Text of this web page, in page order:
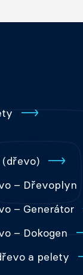
– Dřevoplyn
– Generátor
– Dokogen
a pelety